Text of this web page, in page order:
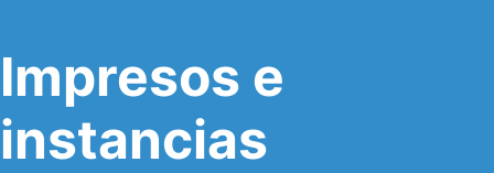
Impresos e
instancias